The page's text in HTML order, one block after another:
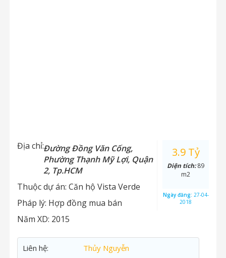
Địa chỉ:Đường Đồng Văn Cống,
Phường Thạnh Mỹ Lợi, Quận
2, Tp.HCM
Thuộc dự án: Căn hộ Vista Verde
Pháp lý: Hợp đồng mua bán
Năm XD: 2015
3.9 Tỷ
Diện tích:89
m2
Ngày đăng: 27-04-
2018
Liên hệ:
Thủy Nguyễn